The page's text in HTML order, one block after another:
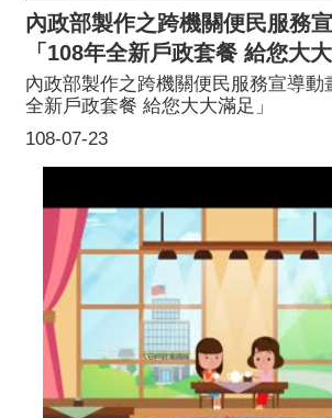
內政部製作之跨機關便民服務
「108年全新戶政套餐 給您大大
108-07-23
內政部製作之跨機關便民服務宣導動
全新戶政套餐 給您大大滿足」